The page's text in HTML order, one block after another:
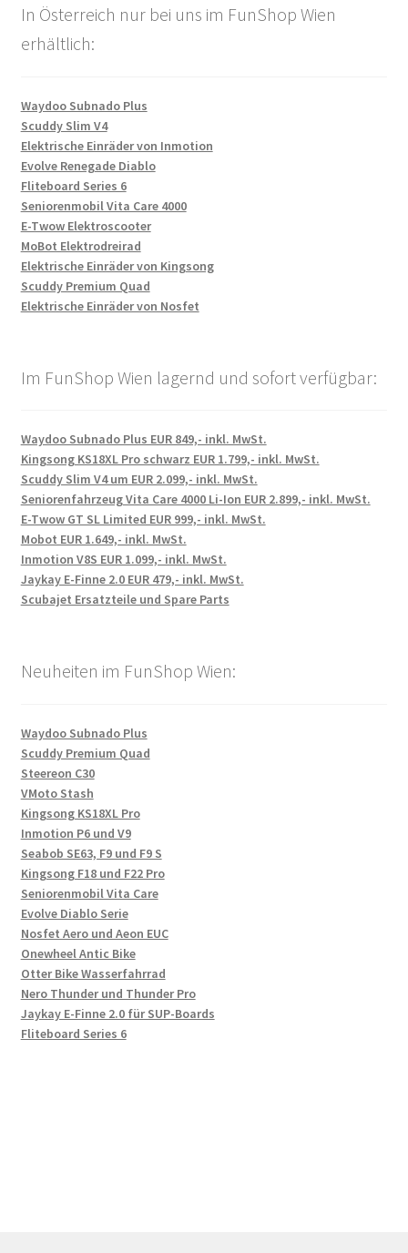
In Österreich nur bei uns im FunShop Wien
erhältlich:
Waydoo Subnado Plus
Scuddy Slim V4
Elektrische Einräder von Inmotion
Evolve Renegade Diablo
Fliteboard Series 6
Seniorenmobil Vita Care 4000
E-Twow Elektroscooter
MoBot Elektrodreirad
Elektrische Einräder von Kingsong
Scuddy Premium Quad
Elektrische Einräder von Nosfet
Im FunShop Wien lagernd und sofort verfügbar:
Waydoo Subnado Plus EUR 849,- inkl. MwSt.
Kingsong KS18XL Pro schwarz EUR 1.799,- inkl. MwSt.
Scuddy Slim V4 um EUR 2.099,- inkl. MwSt.
Seniorenfahrzeug Vita Care 4000 Li-Ion EUR 2.899,- inkl. MwSt.
E-Twow GT SL Limited EUR 999,- inkl. MwSt.
Mobot EUR 1.649,- inkl. MwSt.
Inmotion V8S EUR 1.099,- inkl. MwSt.
Jaykay E-Finne 2.0 EUR 479,- inkl. MwSt.
Scubajet Ersatzteile und Spare Parts
Neuheiten im FunShop Wien:
Waydoo Subnado Plus
Scuddy Premium Quad
Steereon C30
VMoto Stash
Kingsong KS18XL Pro
Inmotion P6 und V9
Seabob SE63, F9 und F9 S
Kingsong F18 und F22 Pro
Seniorenmobil Vita Care
Evolve Diablo Serie
Nosfet Aero und Aeon EUC
Onewheel Antic Bike
Otter Bike Wasserfahrrad
Nero Thunder und Thunder Pro
Jaykay E-Finne 2.0 für SUP-Boards
Fliteboard Series 6